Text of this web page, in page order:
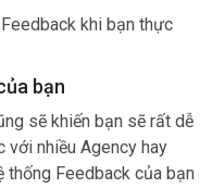
khi bạn thực
bạn
sẽ khiến bạn sẽ rất dễ
với nhiều Agency hay
thống Feedback của bạn